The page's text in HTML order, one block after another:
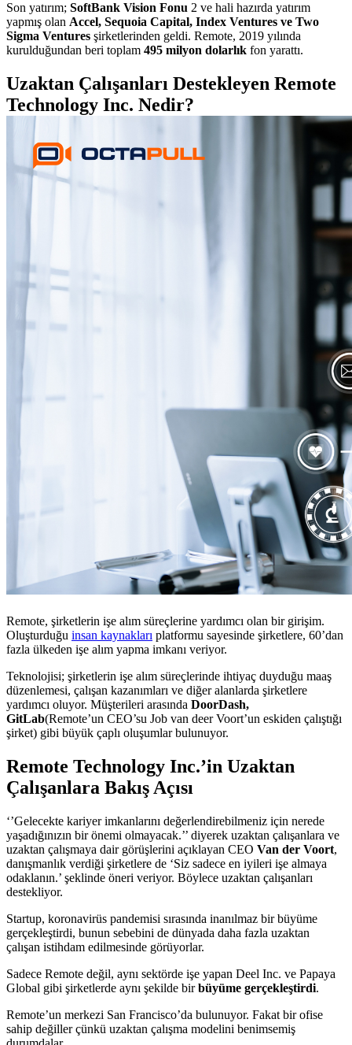
Son yatırım; SoftBank Vision Fonu 2 ve hali hazırda yatırım
yapmış olan Accel, Sequoia Capital, Index Ventures ve Two
Sigma Ventures şirketlerinden geldi. Remote, 2019 yılında
kurulduğundan beri toplam 495 milyon dolarlık fon yarattı.
Uzaktan Çalışanları Destekleyen Remote
Technology Inc. Nedir?
Remote, şirketlerin işe alım süreçlerine yardımcı olan bir girişim.
Oluşturduğu insan kaynakları platformu sayesinde şirketlere, 60’dan
fazla ülkeden işe alım yapma imkanı veriyor.
Teknolojisi; şirketlerin işe alım süreçlerinde ihtiyaç duyduğu maaş
düzenlemesi, çalışan kazanımları ve diğer alanlarda şirketlere
yardımcı oluyor. Müşterileri arasında DoorDash,
GitLab(Remote’un CEO’su Job van deer Voort’un eskiden çalıştığı
şirket) gibi büyük çaplı oluşumlar bulunuyor.
Remote Technology Inc.’in Uzaktan
Çalışanlara Bakış Açısı
‘’Gelecekte kariyer imkanlarını değerlendirebilmeniz için nerede
yaşadığınızın bir önemi olmayacak.’’ diyerek uzaktan çalışanlara ve
uzaktan çalışmaya dair görüşlerini açıklayan CEO Van der Voort,
danışmanlık verdiği şirketlere de ‘Siz sadece en iyileri işe almaya
odaklanın.’ şeklinde öneri veriyor. Böylece uzaktan çalışanları
destekliyor.
Startup, koronavirüs pandemisi sırasında inanılmaz bir büyüme
gerçekleştirdi, bunun sebebini de dünyada daha fazla uzaktan
çalışan istihdam edilmesinde görüyorlar.
Sadece Remote değil, aynı sektörde işe yapan Deel Inc. ve Papaya
Global gibi şirketlerde aynı şekilde birbüyüme gerçekleştirdi.
Remote’un merkezi San Francisco’da bulunuyor. Fakat bir ofise
sahip değiller çünkü uzaktan çalışma modelini benimsemiş